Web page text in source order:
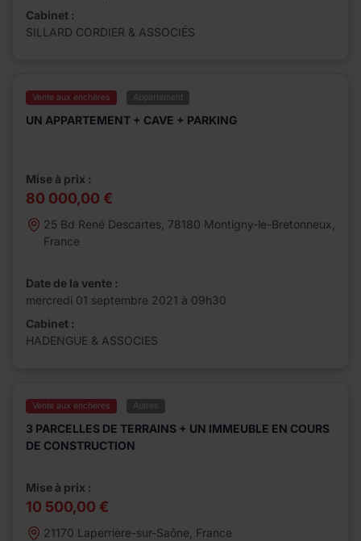
Cabinet :
SILLARD CORDIER & ASSOCIÉS
Vente aux enchères Appartement
UN APPARTEMENT + CAVE + PARKING
Mise à prix :
80 000,00 €
25 Bd René Descartes, 78180 Montigny-le-Bretonneux,
France
Date de la vente :
mercredi 01 septembre 2021 à 09h30
Cabinet :
HADENGUE & ASSOCIES
Vente aux enchères Autres
3 PARCELLES DE TERRAINS + UN IMMEUBLE EN COURS
DE CONSTRUCTION
Mise à prix :
10 500,00 €
21170 Laperrière-sur-Saône, France